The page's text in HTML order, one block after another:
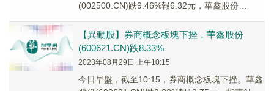
(002500.CN)跌9.46%報6.32元，華鑫股份
【異動股】券商概念板塊下挫，華鑫股份
(600621.CN)跌8.33%
2023年08月29日 上午10:15
今日早盤，截至10:15，券商概念板塊下挫。華鑫